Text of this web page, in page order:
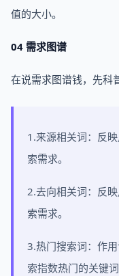
值的大小。
04 需求图谱
在说需求图谱钱，先科
1.来源相关词：反
索需求。
2.去向相关词：反
索需求。
3.热门搜索词：作
索指数热门的关键词